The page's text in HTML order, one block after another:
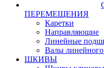
ПЕРЕМЕЩЕНИЯ
Каретки
Направляющие
Линейные
Валы
ШКИВЫ